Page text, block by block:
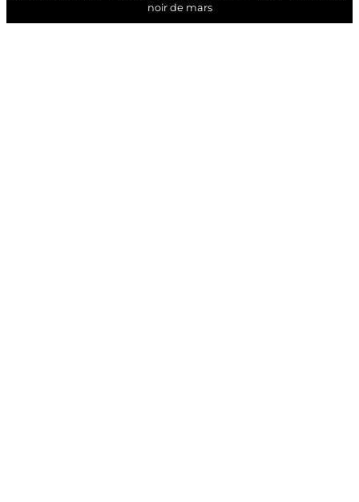
noir de mars